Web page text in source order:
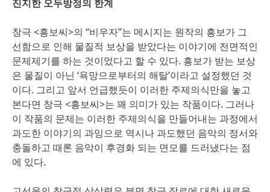
진지한 오두방정의 한계
창극 <흥보씨>의 “비우자”는 메시지는 원작의 흥보가 그
선함으로 인해 물질적 보상을 받았다는 이야기에 전면적인
문제제기를 하는 것이었다고 할 수 있다. 흥보가 받는 보상
은 물질이 아닌 ‘욕망으로부터의 해탈’이라고 설정했던 것
이다. 그리고 앞서 언급했듯이 이러한 주제의식만을 놓고
본다면 창극 <흥보씨>는 꽤 의미가 있는 작품이다. 그러나
이 작품의 문제는 이러한 주제의식을 만들어내는 과정에서
과도한 이야기의 과잉으로 역시나 과도했던 음악의 정서와
충돌하고 때론 음악이 후경화 되는 면모를 드러냈다는 점
에 있다.